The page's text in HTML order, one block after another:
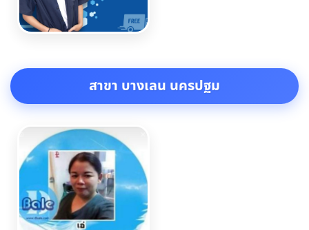
สาขา บางเลน นครปฐม